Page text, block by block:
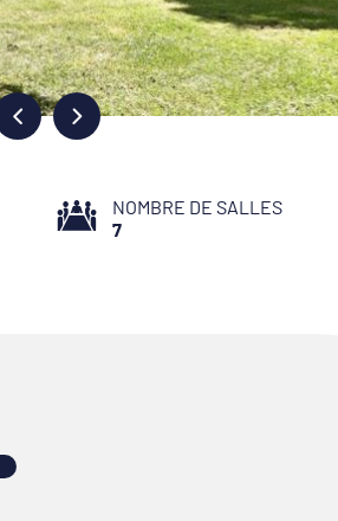
NOMBRE DE SALLES
7